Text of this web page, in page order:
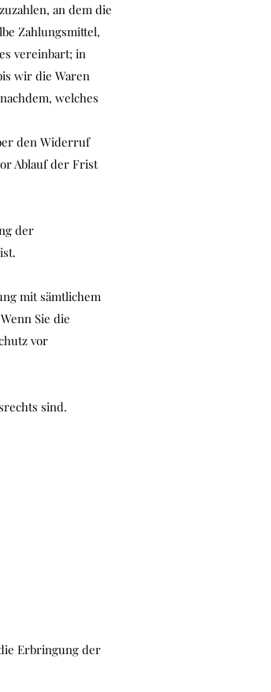
an dem die
Zahlungsmittel,
vereinbart; in
wir die Waren
welches
den Widerruf
Ablauf der Frist
der
mit sämtlichem
Sie die
vor
sind.
Erbringung der